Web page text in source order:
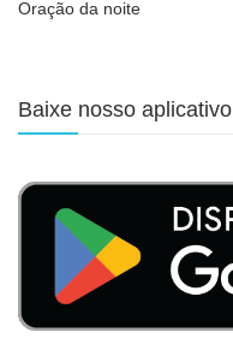
Oração da noite
Baixe nosso aplicativo